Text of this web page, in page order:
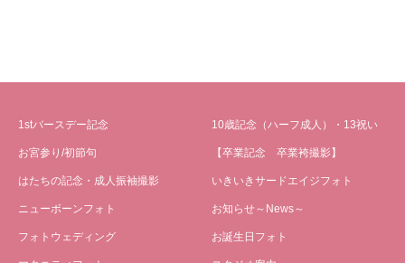
1stバースデー記念
お宮参り/初節句
はたちの記念・成人振袖撮影
ニューボーンフォト
フォトウェディング
10歳記念（ハーフ成人）・13祝い
【卒業記念 卒業袴撮影】
いきいきサードエイジフォト
お知らせ～News～
お誕生日フォト